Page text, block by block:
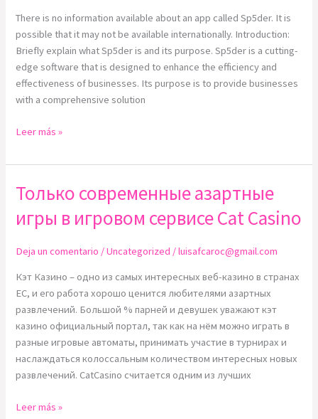
There is no information available about an app called Sp5der. It is
possible that it may not be available internationally. Introduction:
Briefly explain what Sp5der is and its purpose. Sp5der is a cutting-
edge software that is designed to enhance the efficiency and
effectiveness of businesses. Its purpose is to provide businesses
with a comprehensive solution
Leer más »
Только современные азартные
игры в игровом сервисе Cat Casino
Deja un comentario /Uncategorized /luisafcaroc@gmail.com
Кэт Казино – одно из самых интересных веб-казино в странах
ЕС, и его работа хорошо ценится любителями азартных
развлечений. Большой % парней и девушек уважают кэт
казино официальный портал, так как на нём можно играть в
разные игровые автоматы, принимать участие в турнирах и
наслаждаться колоссальным количеством интересных новых
развлечений. CatCasino считается одним из лучших
Только
современные
азартные
в
Cat
Casino
Leer más »